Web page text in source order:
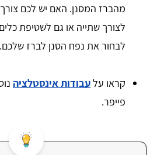
מהברז המסנן. האם יש לכם
לצורך שתייה או גם לשטיפת
לבחור את נפח הסנן לברז שלכם.
קראו עלעבודות אינסטלציה
פייפר.